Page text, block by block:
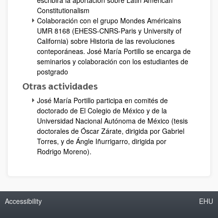
Constitutionalism
Colaboración con el grupo Mondes Américains
UMR 8168 (EHESS-CNRS-Paris y University of
California) sobre Historia de las revoluciones
conteporáneas. José María Portillo se encarga de
seminarios y colaboración con los estudiantes de
postgrado
Otras actividades
José María Portillo participa en comités de
doctorado de El Colegio de México y de la
Universidad Nacional Autónoma de México (tesis
doctorales de Óscar Zárate, dirigida por Gabriel
Torres, y de Ángle Iñurrigarro, dirigida por
Rodrigo Moreno).
Accessibility EHU